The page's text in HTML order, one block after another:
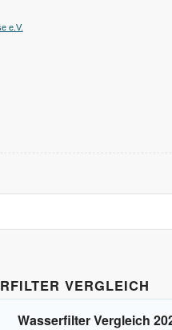
e.V.
VERGLEICH
Wasserfilter Vergleich